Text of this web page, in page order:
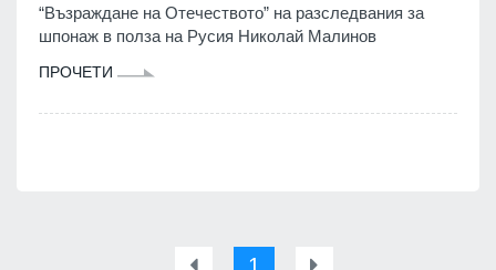
“Възраждане на Отечеството” на разследвания за
шпонаж в полза на Русия Николай Малинов
ПРОЧЕТИ
1